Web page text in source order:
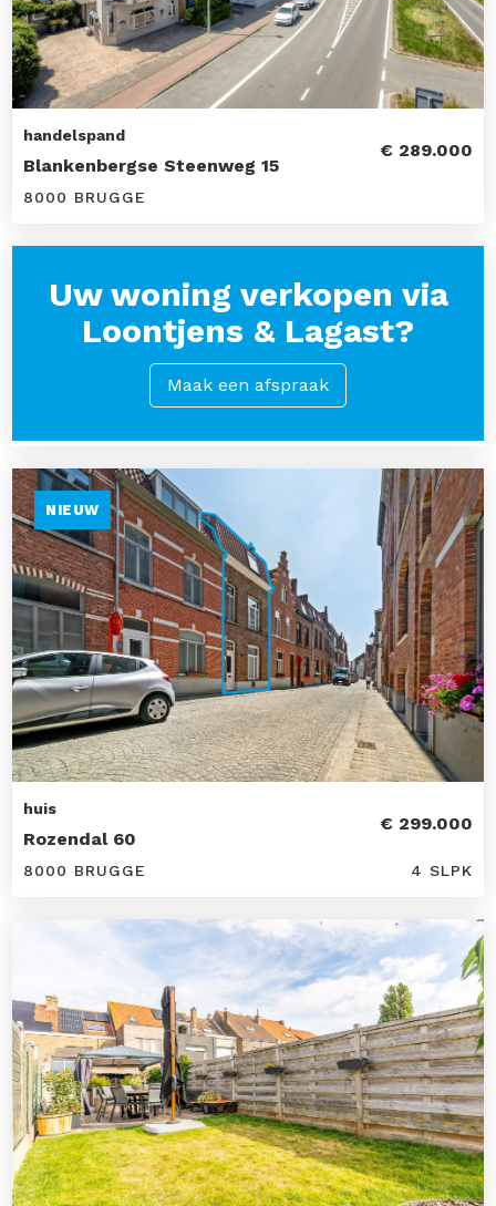
handelspand
Blankenbergse Steenweg 15
€ 289.000
8000 BRUGGE
Uw woning verkopen via
Loontjens & Lagast?
Maak een afspraak
NIEUW
huis
Rozendal 60
€ 299.000
8000 BRUGGE 4 SLPK